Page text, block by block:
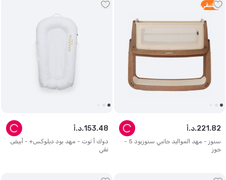
3 متبقي
سنوز - مهد المواليد جانبي سنوزبود 5 -
جوز
د.أ.221 .82
دوك أ توت - مهد بود ديلوكس+ - أبيض
نقي
د.أ.153.48